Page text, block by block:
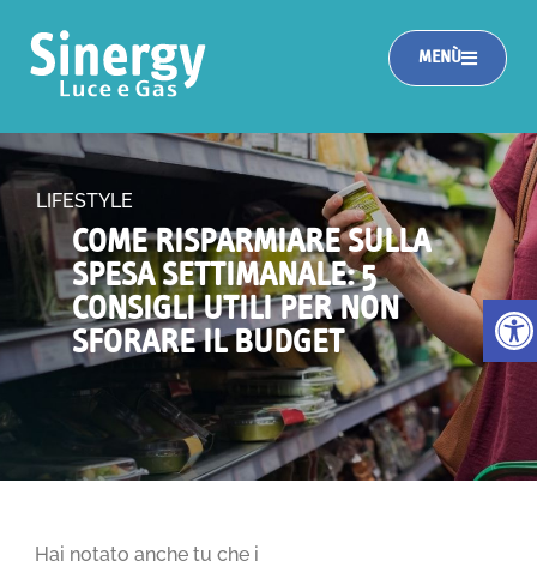
Apri
MENÙ
LIFESTYLE
COME RISPARMIARE SULLA
SPESA SETTIMANALE: 5
CONSIGLI UTILI PER NON
SFORARE IL BUDGET
Hai notato anche tu che i